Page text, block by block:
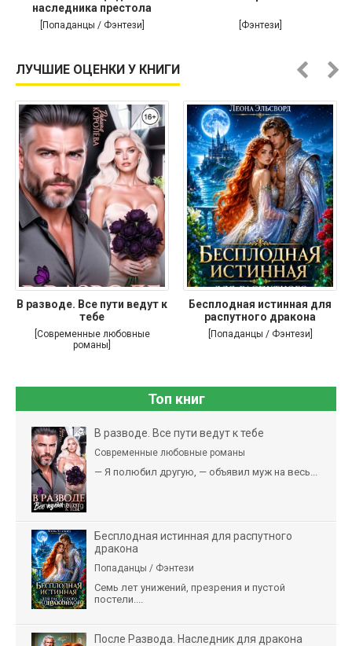
наследника престола
[Попаданцы / Фэнтези] [Фэнтези]
ЛУЧШИЕ ОЦЕНКИ У КНИГИ
В разводе. Все пути ведут к
тебе
[Современные любовные
романы]
Бесплодная истинная для
распутного дракона
[Попаданцы / Фэнтези]
Топ книг
В разводе. Все пути ведут к тебе
Современные любовные романы
— Я полюбил другую, — объявил муж на весь...
Бесплодная истинная для распутного
дракона
Попаданцы / Фэнтези
Семь лет унижений, презрения и пустой
постели....
После Развода. Наследник для дракона